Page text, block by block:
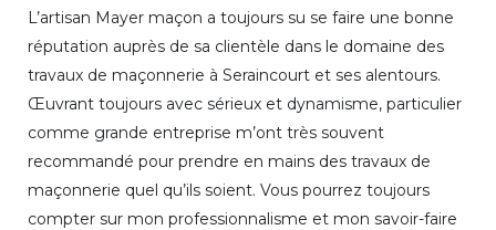
L’artisan Mayer maçon a toujours su se faire une bonne
réputation auprès de sa clientèle dans le domaine des
travaux de maçonnerie à Seraincourt et ses alentours.
Œuvrant toujours avec sérieux et dynamisme, particulier
comme grande entreprise m’ont très souvent
recommandé pour prendre en mains des travaux de
maçonnerie quel qu’ils soient. Vous pourrez toujours
compter sur mon professionnalisme et mon savoir-faire